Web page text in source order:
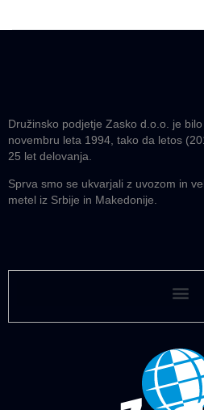
Družinsko podjetje Zasko d.o.o. je
novembru leta 1994, tako da letos
25 let delovanja.
Sprva smo se ukvarjali z uvozom in
metel iz Srbije in Makedonije.